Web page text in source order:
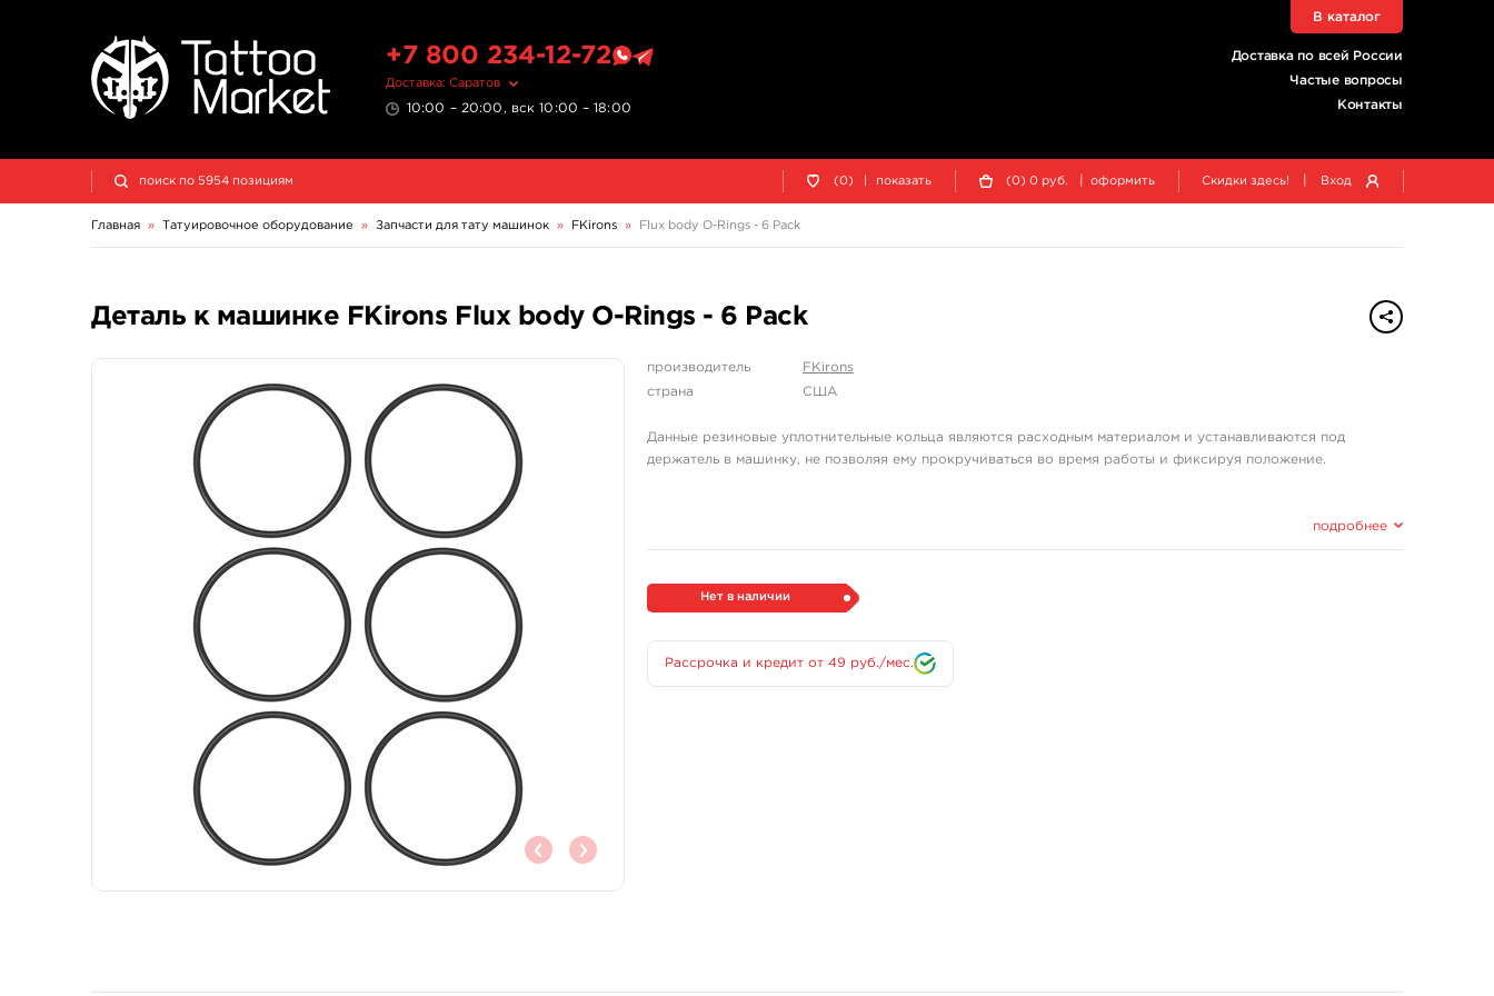
+7 800 234-12-72
Доставка: Саратов
10:00 – 20:00, вск 10:00 – 18:00
Доставка по всей России
Частые вопросы
Контакты
В каталог
(0) показать (0) 0 руб. оформить Скидки здесь! Вход
Главная » Татуировочное оборудование » Запчасти для тату машинок » FKirons » Flux body O-Rings - 6 Pack
Деталь к машинке FKirons Flux body O-Rings - 6 Pack
производитель
FKirons
страна
США
Данные резиновые уплотнительные кольца являются расходным материалом и устанавливаются под
держатель в машинку, не позволяя ему прокручиваться во время работы и фиксируя положение.
подробнее
Нет в наличии
Рассрочка и кредит от 49 руб./мес.